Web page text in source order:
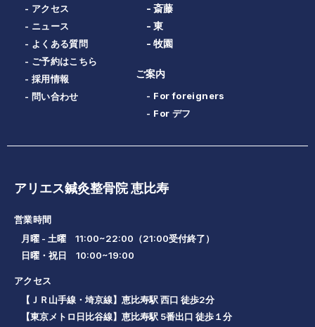
- アクセス
- ニュース
- よくある質問
- ご予約はこちら
- 採用情報
- 問い合わせ
- 斎藤
- 東
- 牧園
ご案内
- For foreigners
- For デフ
アリエス鍼灸整骨院 恵比寿
営業時間
月曜 - 土曜 11:00~22:00（21:00受付終了）
日曜・祝日 10:00~19:00
アクセス
【ＪＲ山手線・埼京線】恵比寿駅 西口 徒歩2分
【東京メトロ日比谷線】恵比寿駅 5番出口 徒歩１分